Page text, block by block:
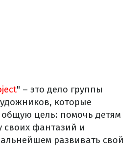
" – это дело группы
которые
общую цель: помочь детям
своих фантазий и
развивать свой